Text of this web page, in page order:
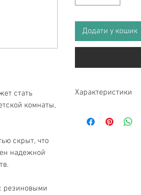
стать
комнаты,
скрыт, что
надежной
резиновыми
Додати у кошик
Характеристики
Размер